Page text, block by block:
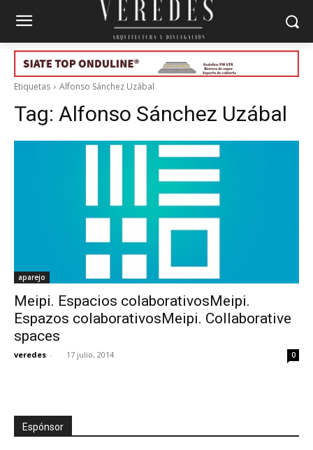
Etiquetas Alfonso Sánchez Uzábal
Tag: Alfonso Sánchez Uzábal
aparejo
Meipi. Espacios colaborativosMeipi.
Espazos colaborativosMeipi. Collaborative
spaces
veredes - 17 julio, 2014 0
Espónsor